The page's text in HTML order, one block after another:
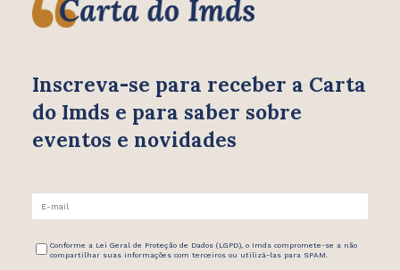
Inscreva-se para receber a Carta
do Imds e para saber sobre
eventos e novidades
Conforme a Lei Geral de Proteção de Dados (LGPD), o Imds compromete-se a não
compartilhar suas informações com terceiros ou utilizá-las para SPAM.